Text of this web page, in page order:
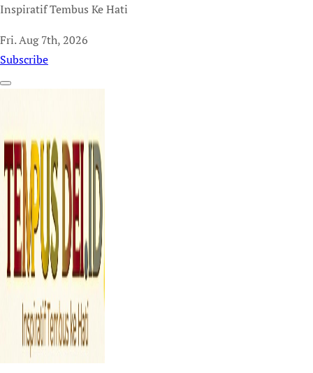
Inspiratif Tembus Ke Hati
Fri. Aug 7th, 2026
Subscribe